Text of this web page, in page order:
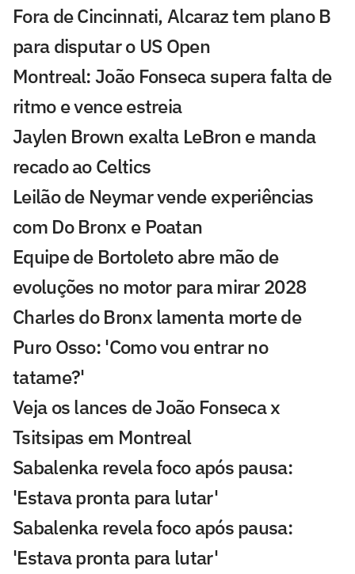
Fora de Cincinnati, Alcaraz tem plano B
para disputar o US Open
Montreal: João Fonseca supera falta de
ritmo e vence estreia
Jaylen Brown exalta LeBron e manda
recado ao Celtics
Leilão de Neymar vende experiências
com Do Bronx e Poatan
Equipe de Bortoleto abre mão de
evoluções no motor para mirar 2028
Charles do Bronx lamenta morte de
Puro Osso: 'Como vou entrar no
tatame?'
Veja os lances de João Fonseca x
Tsitsipas em Montreal
Sabalenka revela foco após pausa:
'Estava pronta para lutar'
Sabalenka revela foco após pausa:
'Estava pronta para lutar'